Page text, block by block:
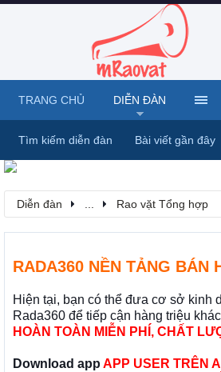
Diễn đàn Rao vặt Tổng hợp
RADA360 NỀN TẢNG BÁN
Hiện tại, bạn có thể đưa cơ sở kinh
Rada360 để tiếp cận hàng triệu
HOÀN TOÀN MIỄN PHÍ, CHẤT
Download app APP USER TRÊN
TRANG CHỦ DIỄN ĐÀN
Tìm kiếm diễn đàn Bài viết gần đây